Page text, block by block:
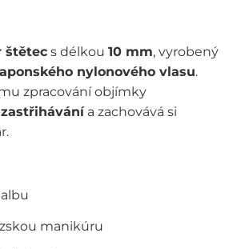
štětec s délkou 10 mm, vyrobený
nylonového vlasu.
zpracování objímky
a zachovává si
manikúru